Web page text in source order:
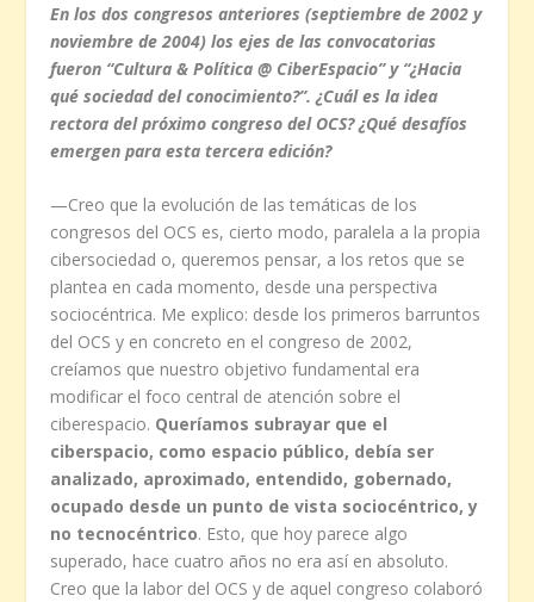
En los dos congresos anteriores (septiembre de 2002 y
noviembre de 2004) los ejes de las convocatorias
fueron “Cultura & Política @ CiberEspacio” y “¿Hacia
qué sociedad del conocimiento?”. ¿Cuál es la idea
rectora del próximo congreso del OCS? ¿Qué desafíos
emergen para esta tercera edición?
—Creo que la evolución de las temáticas de los
congresos del OCS es, cierto modo, paralela a la propia
cibersociedad o, queremos pensar, a los retos que se
plantea en cada momento, desde una perspectiva
sociocéntrica. Me explico: desde los primeros barruntos
del OCS y en concreto en el congreso de 2002,
creíamos que nuestro objetivo fundamental era
modificar el foco central de atención sobre el
ciberespacio. Queríamos subrayar que el
ciberspacio, como espacio público, debía ser
analizado, aproximado, entendido, gobernado,
ocupado desde un punto de vista sociocéntrico, y
no tecnocéntrico. Esto, que hoy parece algo
superado, hace cuatro años no era así en absoluto.
Creo que la labor del OCS y de aquel congreso colaboró